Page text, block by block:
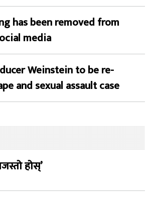
has been removed from
media
Weinstein to be re-
and sexual assault case
होस्’